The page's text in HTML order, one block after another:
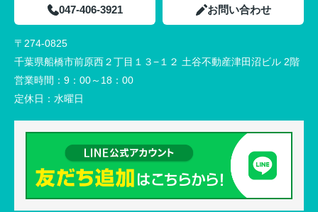
047-406-3921 お問い合わせ
〒274-0825
千葉県船橋市前原西２丁目１３−１２ 土谷不動産津田沼ビル 2階
営業時間： 9：00～18：00
定休日： 水曜日